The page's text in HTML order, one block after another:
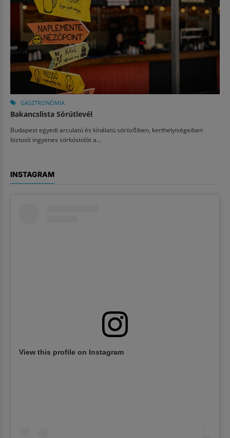
GASZTRONÓMIA
Bakancslista Sörútlevél
Budapest egyedi arculatú és kínálatú sörözőiben, kerthelyiségeiben
biztosít ingyenes sörkóstolót a...
INSTAGRAM
View this profile on Instagram